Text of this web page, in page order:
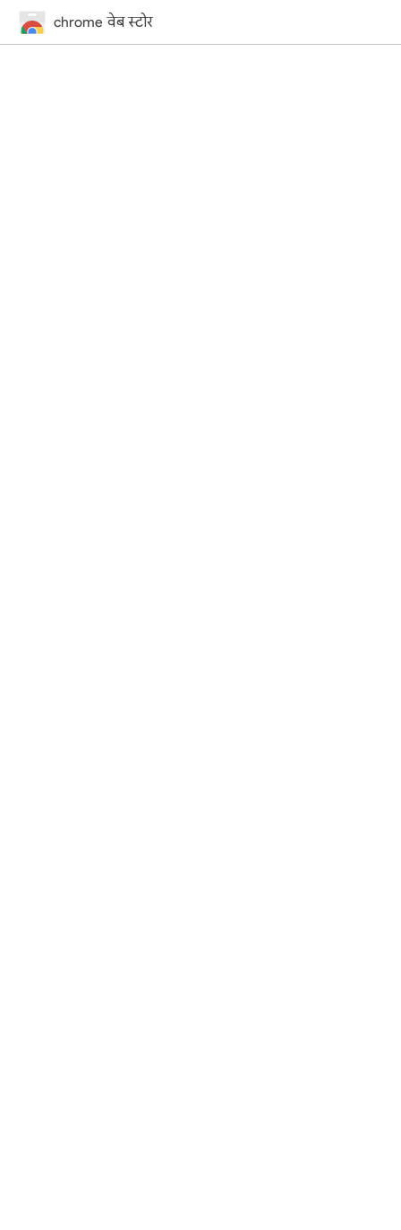
chrome वेब स्टोर